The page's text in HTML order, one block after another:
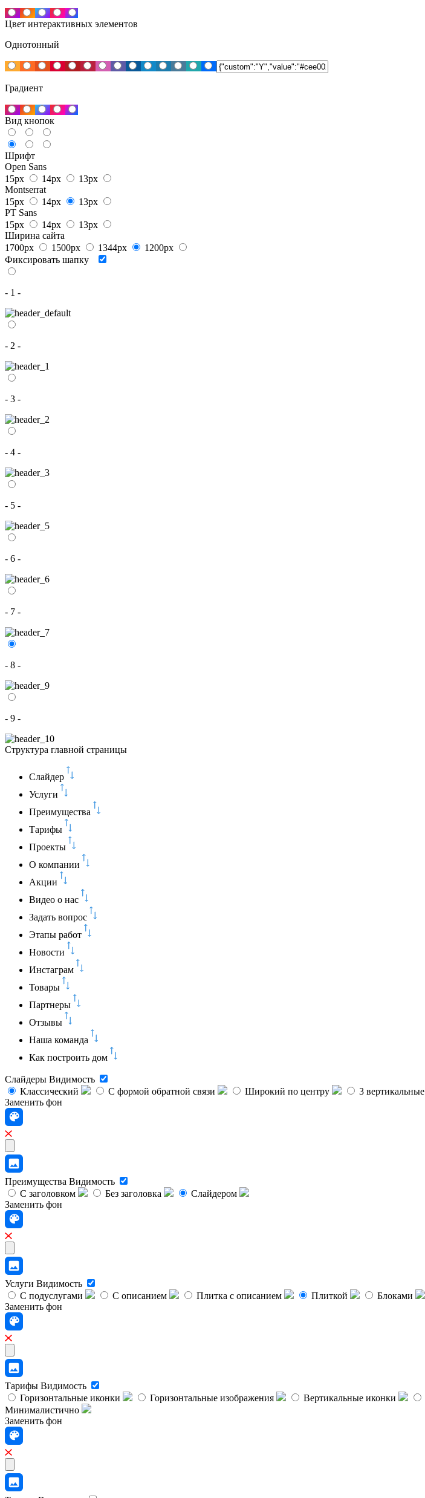
Цвет интерактивных элементов
Однотонный
Градиент
Вид кнопок
Шрифт
Open Sans
15px
14px
13px
Montserrat
15px
14px
13px
PT Sans
15px
14px
13px
Ширина сайта
1700px
1500px 1344px
1200px
Фиксировать шапку
- 1 -
- 2 -
- 3 -
- 4 -
- 5 -
- 6 -
- 7 -
- 8 -
- 9 -
Структура главной страницы
Слайдер
Услуги
Преимущества
Тарифы
Проекты
О компании
Акции
Видео о нас
Задать вопрос
Этапы работ
Новости
Инстаграм
Товары
Партнеры
Отзывы
Наша команда
Как построить дом
Слайдеры Видимость
Классический
C формой обратной связи Широкий по центру 3 вертикальные
Заменить фон
Преимущества Видимость
С заголовком
Без заголовка
Слайдером
Заменить фон
Услуги Видимость
С подуслугами
С описанием Плитка с описанием Плиткой Блоками
Заменить фон
Тарифы Видимость
Горизонтальные иконки
Горизонтальные изображения Вертикальные иконки
Минималистично
Заменить фон